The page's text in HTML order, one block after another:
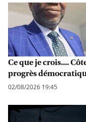
Ce que je crois....
progrès
02/08/2026 19:45